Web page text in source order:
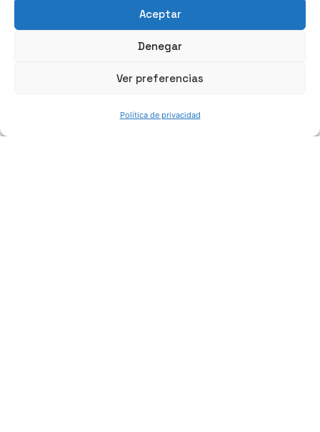
Aceptar
Denegar
Ver preferencias
Política de privacidad